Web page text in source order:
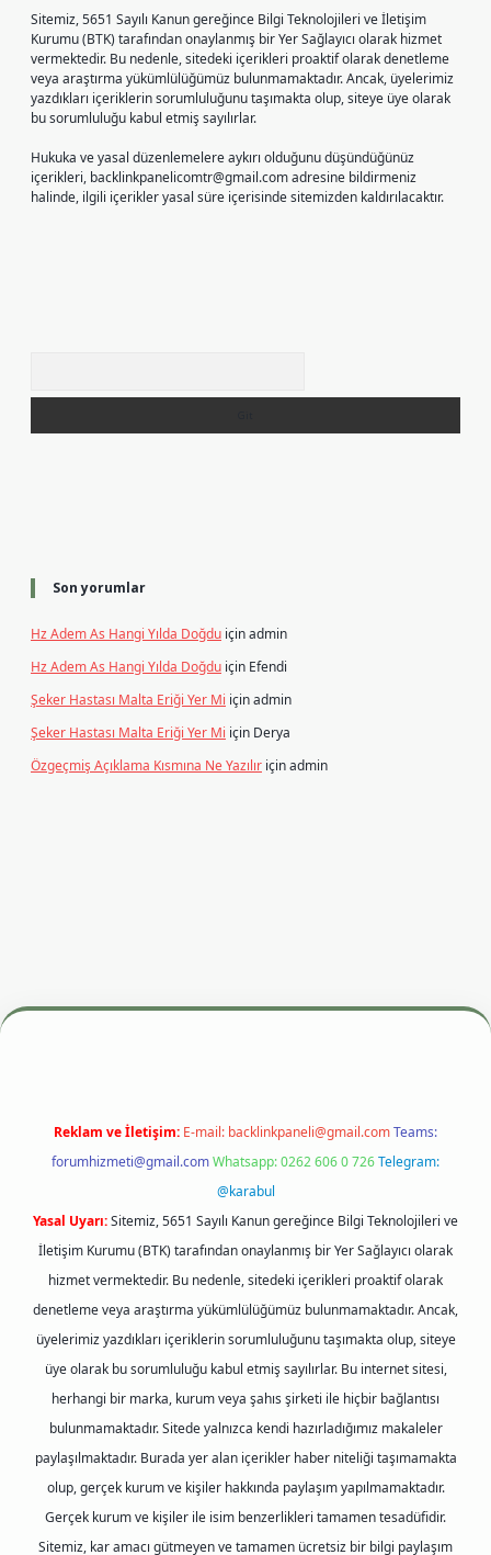
Sitemiz, 5651 Sayılı Kanun gereğince Bilgi Teknolojileri ve İletişim
Kurumu (BTK) tarafından onaylanmış bir Yer Sağlayıcı olarak hizmet
vermektedir. Bu nedenle, sitedeki içerikleri proaktif olarak denetleme
veya araştırma yükümlülüğümüz bulunmamaktadır. Ancak, üyelerimiz
yazdıkları içeriklerin sorumluluğunu taşımakta olup, siteye üye olarak
bu sorumluluğu kabul etmiş sayılırlar.
Hukuka ve yasal düzenlemelere aykırı olduğunu düşündüğünüz
içerikleri, backlinkpanelicomtr@gmail.comadresine bildirmeniz
halinde, ilgili içerikler yasal süre içerisinde sitemizden kaldırılacaktır.
Son yorumlar
Hz Adem As Hangi Yılda Doğdu içinadmin
Hz Adem As Hangi Yılda Doğdu için Efendi
Şeker Hastası Malta Eriği Yer Mi içinadmin
Şeker Hastası Malta Eriği Yer Mi için Derya
Özgeçmiş Açıklama Kısmına Ne Yazılır içinadmin
betexper.xyzm elexbet
Reklam ve İletişim: E-mail: backlinkpaneli@gmail.comTeams:
forumhizmeti@gmail.comWhatsapp: 0262 606 0 726Telegram:
@karabul
Yasal Uyarı:Sitemiz, 5651 Sayılı Kanun gereğince Bilgi Teknolojileri ve
İletişim Kurumu (BTK) tarafından onaylanmış bir Yer Sağlayıcı olarak
hizmet vermektedir. Bu nedenle, sitedeki içerikleri proaktif olarak
denetleme veya araştırma yükümlülüğümüz bulunmamaktadır. Ancak,
üyelerimiz yazdıkları içeriklerin sorumluluğunu taşımakta olup, siteye
üye olarak bu sorumluluğu kabul etmiş sayılırlar. Bu internet sitesi,
herhangi bir marka, kurum veya şahıs şirketi ile hiçbir bağlantısı
bulunmamaktadır. Sitede yalnızca kendi hazırladığımız makaleler
paylaşılmaktadır. Burada yer alan içerikler haber niteliği taşımamakta
olup, gerçek kurum ve kişiler hakkında paylaşım yapılmamaktadır.
Gerçek kurum ve kişiler ile isim benzerlikleri tamamen tesadüfidir.
Sitemiz, kar amacı gütmeyen ve tamamen ücretsiz bir bilgi paylaşım